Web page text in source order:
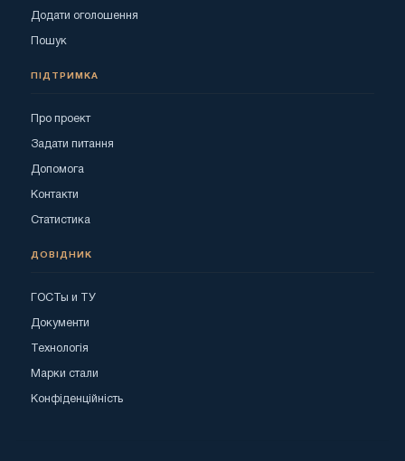
Додати оголошення
Пошук
ПІДТРИМКА
Про проект
Задати питання
Допомога
Контакти
Статистика
ДОВІДНИК
ГОСТы и ТУ
Документи
Технологія
Марки стали
Конфіденційність